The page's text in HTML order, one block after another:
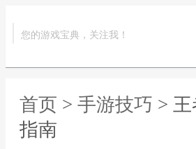
您的游戏宝典，关注我！
首页 > 手游技巧 >
指南